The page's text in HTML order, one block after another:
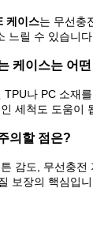
케이스는 무선충
느릴 수 있습니다.
케이스는 어
TPU나 PC 소재
세척도 도움이
의할 점은?
감도, 무선충전
보장의 핵심입니